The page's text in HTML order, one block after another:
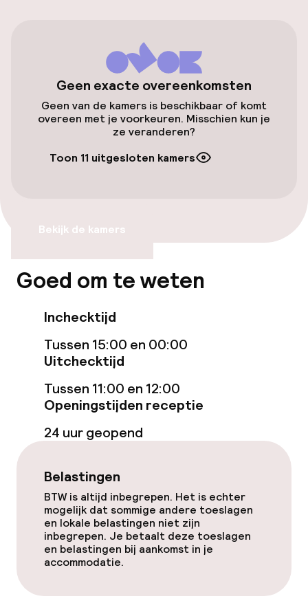
Openbaar parkeren
Zwemmen & wellness
Fitnessruimte / gym
Gratis wifi
Eet- en drinkdiensten
Ontbijtbuffet
Dieetopties
Speciale dieetopties
Glutenvrije opties
Geen exacte overeenkomsten
Geen van de kamers is beschikbaar of komt
overeen met je voorkeuren. Misschien kun je
ze veranderen?
Toon 11 uitgesloten kamers
Bekijk de kamers
Goed om te weten
Inchecktijd
Tussen 15:00 en 00:00
Uitchecktijd
Tussen 11:00 en 12:00
Openingstijden receptie
24 uur geopend
Belastingen
BTW is altijd inbegrepen. Het is echter
mogelijk dat sommige andere toeslagen
en lokale belastingen niet zijn
inbegrepen. Je betaalt deze toeslagen
en belastingen bij aankomst in je
accommodatie.